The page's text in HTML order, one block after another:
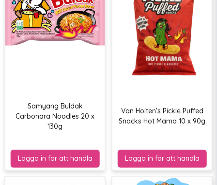
Samyang Buldak
Carbonara Noodles 20 x
130g
Van Holten’s Pickle Puffed
Snacks Hot Mama 10 x 90g